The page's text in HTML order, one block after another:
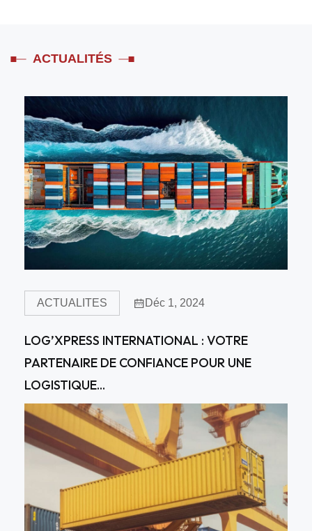
ACTUALITÉS
ACTUALITES Déc 1, 2024
LOG’XPRESS INTERNATIONAL : VOTRE
PARTENAIRE DE CONFIANCE POUR UNE
LOGISTIQUE...